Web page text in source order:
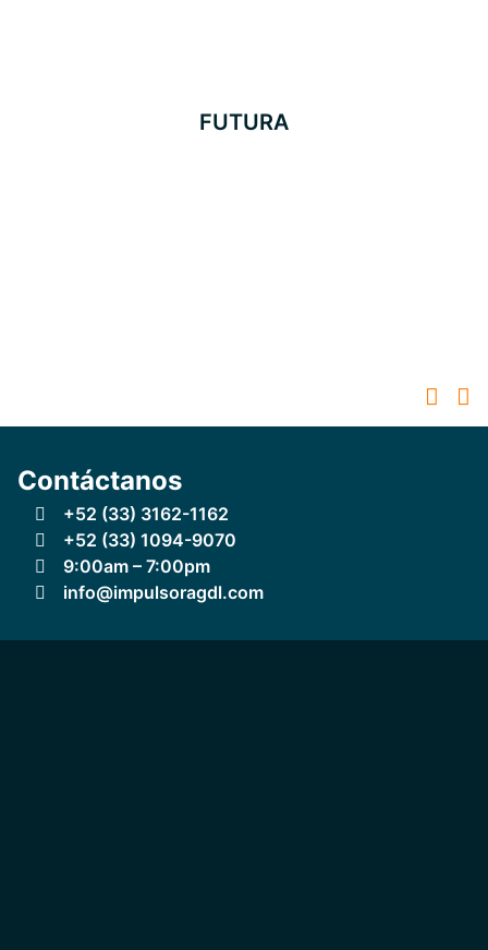
FUTURA
Contáctanos
+52 (33) 3162-1162
+52 (33) 1094-9070
9:00am – 7:00pm
info@impulsoragdl.com